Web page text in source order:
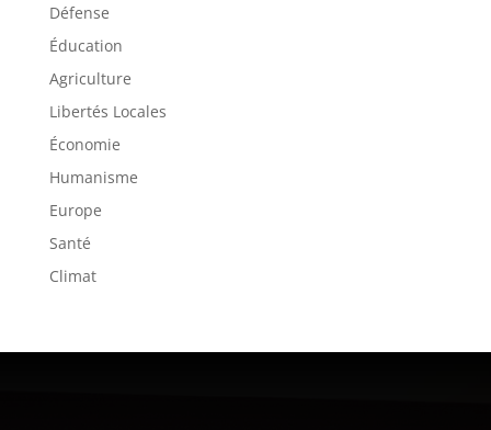
Défense
Éducation
Agriculture
Libertés Locales
Économie
Humanisme
Europe
Santé
Climat